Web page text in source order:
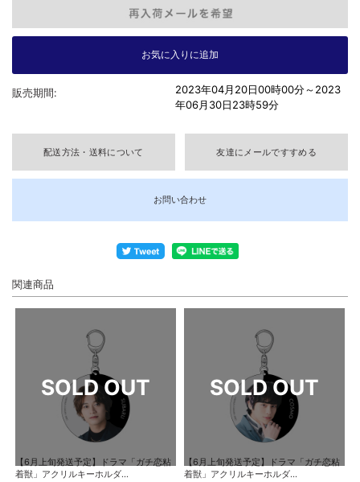
販売期間: 2023年04月20日00時00分～2023
年06月30日23時59分
配送方法・送料について 友達にメールですすめる
お問い合わせ
関連商品
【6月上旬発送予定】ドラマ「ガチ恋粘
着獣」アクリルキーホルダ...
【6月上旬発送予定】ドラマ「ガチ恋粘
着獣」アクリルキーホルダ...